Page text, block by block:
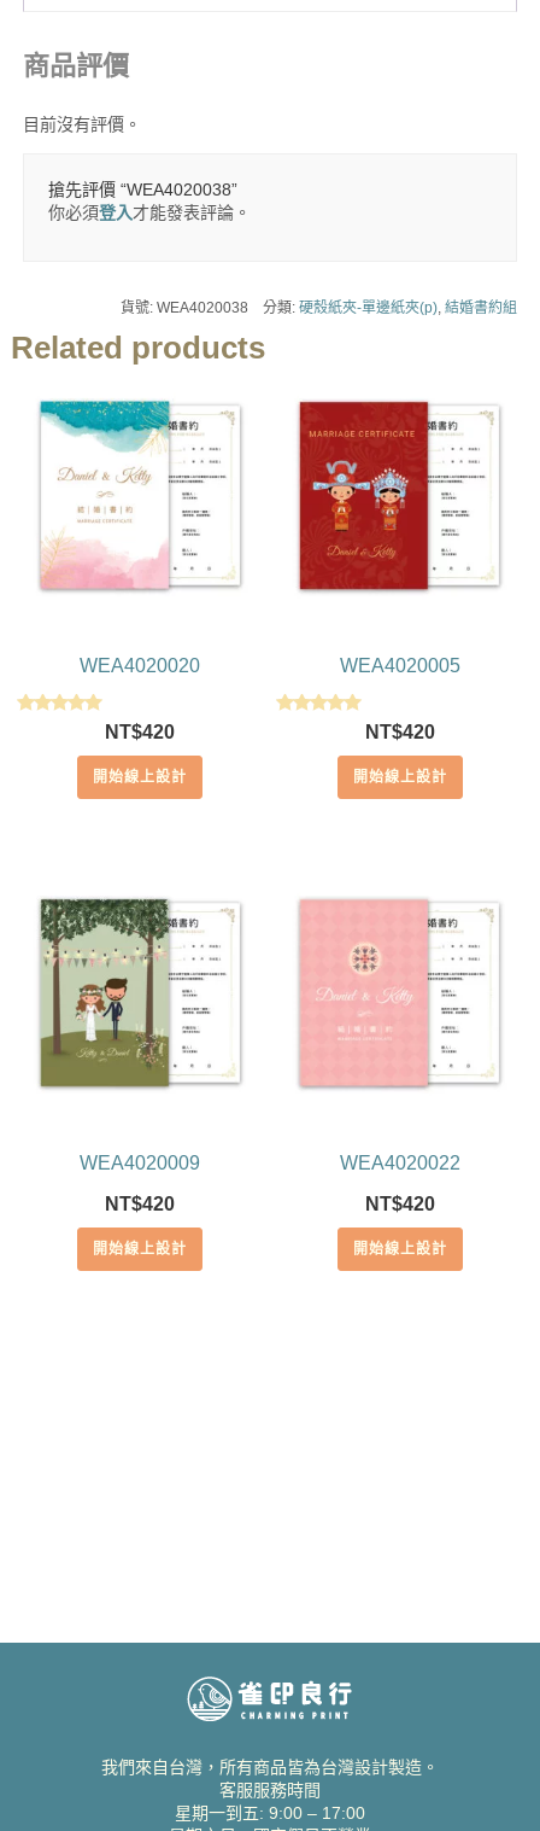
商品評價
目前沒有評價。
搶先評價 “WEA4020038”
你必須登入才能發表評論。
貨號:WEA4020038 分類:硬殼紙夾-單邊紙夾(p),結婚書約組
Related products
WEA4020020
滿分 5
NT$420
開始線上設計
WEA4020005
滿分 5
NT$420
開始線上設計
WEA4020009
NT$420
開始線上設計
WEA4020022
NT$420
開始線上設計
我們來自台灣，所有商品皆為台灣設計製造。
客服服務時間
星期一到五: 9:00 – 17:00